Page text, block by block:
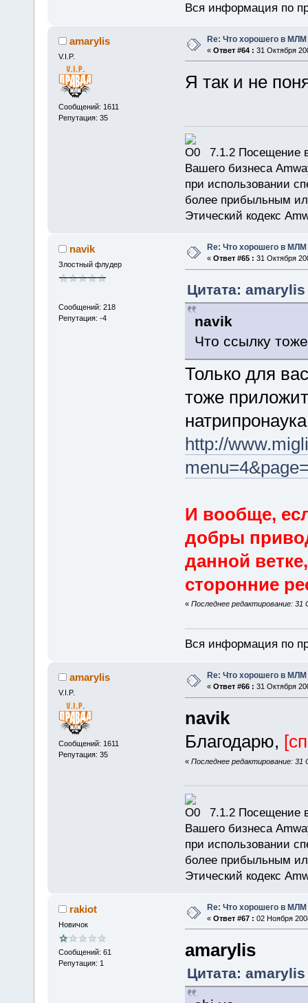
Вся информация по
amarylis
V.I.P.
Сообщений: 1611
Репутация: 35
Re: Что хорошего в МЛМ
« Ответ #64 : 31 Октября
Я так и не
7.1.2 Посещение
Вашего бизнеса
при использовании
более прибыльным
Этический кодекс
navik
Злостный флудер
Сообщений: 218
Репутация: -4
Re: Что хорошего в МЛМ
« Ответ #65 : 31 Октября
Цитата:
navik
Что ссылку
Только для
тоже
http://
И вообще,
добры
данной
сторонние
« Последнее редактирование:
Вся информация по
amarylis
V.I.P.
Сообщений: 1611
Репутация: 35
Re: Что хорошего в МЛМ
« Ответ #66 : 31 Октября
navik
Благодарю,
« Последнее редактирование:
7.1.2 Посещение
Вашего бизнеса
при использовании
более прибыльным
Этический кодекс
rakiot
Новичок
Сообщений: 61
Репутация: 1
Re: Что хорошего в МЛМ
« Ответ #67 : 02 Ноября
amarylis
Цитата: